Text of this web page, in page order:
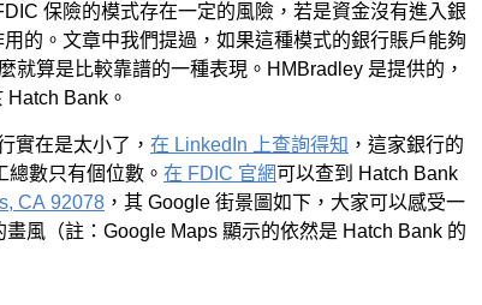
保險的模式存在一定的風險，若是資金沒有進入銀
的。文章中我們提過，如果這種模式的銀行賬戶能夠
就算是比較靠譜的一種表現。HMBradley 是提供的，
Bank。
實在是太小了， 在 LinkedIn 上查詢得知 ，這家銀行的
數只有個位數。 在 FDIC 官網可以查到 Hatch Bank
, CA 92078 ，其 Google 街景圖如下，大家可以感受一
風（註：Google Maps 顯示的依然是 Hatch Bank 的